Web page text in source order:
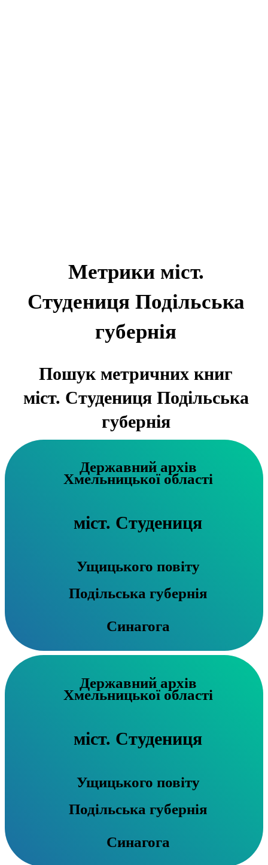
Метрики міст.
Студениця Подільська
губернія
Пошук метричних книг
міст. Студениця Подільська
губернія
Державний архів
Хмельницької області
міст. Студениця
Ущицького повіту
Подільська губернія
Синагога
Державний архів
Хмельницької області
міст. Студениця
Ущицького повіту
Подільська губернія
Синагога